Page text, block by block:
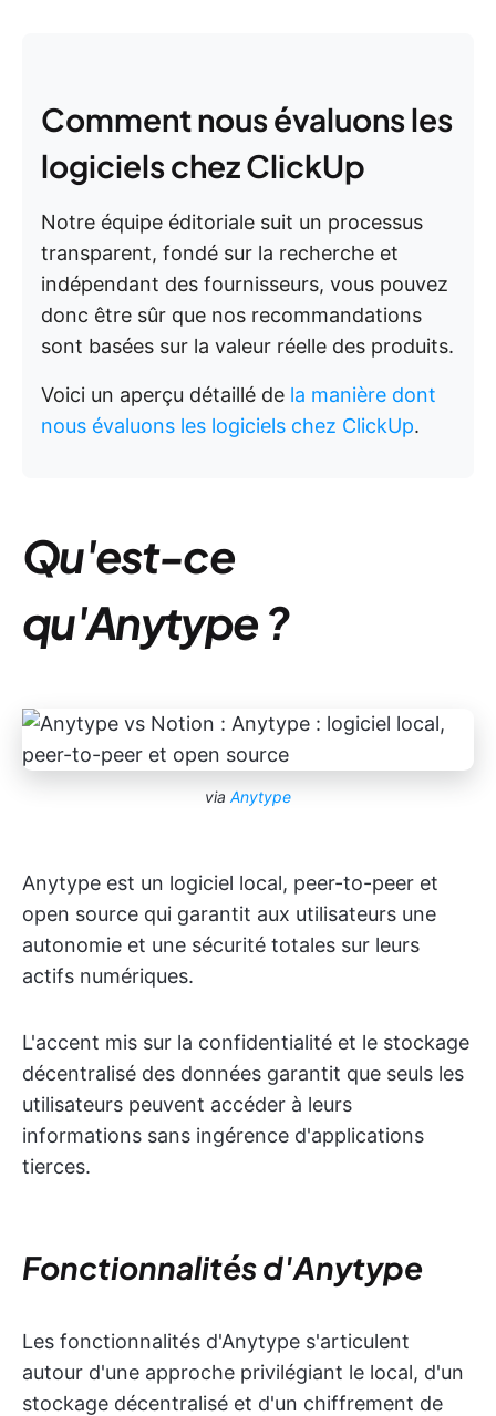
Comment nous évaluons les
logiciels chez ClickUp
Notre équipe éditoriale suit un processus
transparent, fondé sur la recherche et
indépendant des fournisseurs, vous pouvez
donc être sûr que nos recommandations
sont basées sur la valeur réelle des produits.
Voici un aperçu détaillé de la manière dont
nous évaluons les logiciels chez ClickUp.
Qu'est-ce
qu'Anytype ?
via Anytype
Anytype est un logiciel local, peer-to-peer et
open source qui garantit aux utilisateurs une
autonomie et une sécurité totales sur leurs
actifs numériques.
L'accent mis sur la confidentialité et le stockage
décentralisé des données garantit que seuls les
utilisateurs peuvent accéder à leurs
informations sans ingérence d'applications
tierces.
Fonctionnalités d'Anytype
Les fonctionnalités d'Anytype s'articulent
autour d'une approche privilégiant le local, d'un
stockage décentralisé et d'un chiffrement de